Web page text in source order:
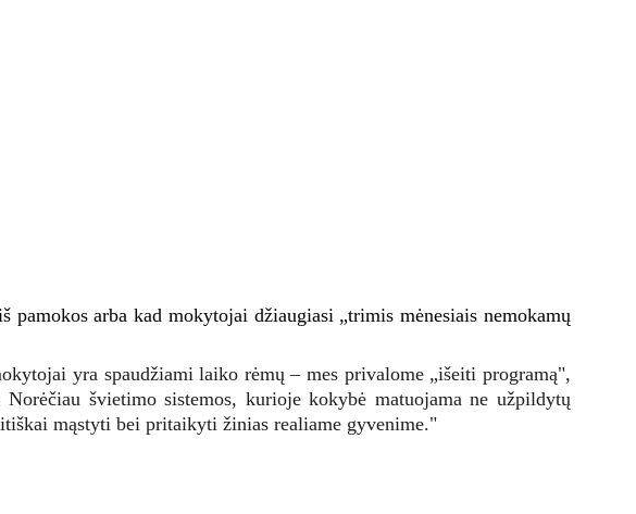
arba kad mokytojai džiaugiasi „trimis mėnesiais nemokamų
yra spaudžiami laiko rėmų – mes privalome „išeiti programą",
švietimo sistemos, kurioje kokybė matuojama ne užpildytų
mąstyti bei pritaikyti žinias realiame gyvenime."